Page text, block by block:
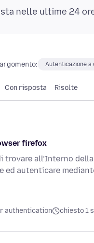
nelle ultime 24
Autenticazione
Con risposta Risolte
firefox
all’Interno
autenticare
authentication chiesto 1